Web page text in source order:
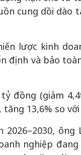
cung dồi dào
lược kinh
định và bảo
đồng (giảm
13,6% so với
ông
nghiệp